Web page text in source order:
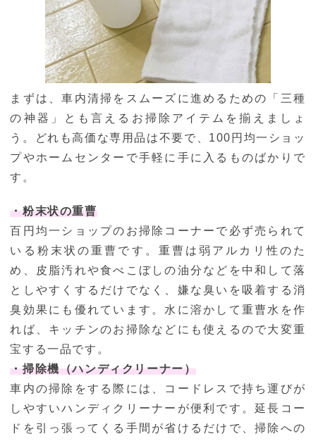
まずは、車内清掃をスムーズに進めるための「三種
の神器」とも言えるお掃除アイテムを揃えましょ
う。どれも高価な専用品は不要で、100円均一ショッ
プやホームセンターで手軽に手に入るものばかりで
す。
・粉末状の重曹
百円均一ショップのお掃除コーナーで必ず売られて
いる粉末状の重曹です。重曹は弱アルカリ性のた
め、皮脂汚れや食べこぼしの油分などを中和して落
としやすくするだけでなく、嫌な臭いを吸着する消
臭効果にも優れています。水に溶かして重曹水を作
れば、キッチンのお掃除などにも使えるので大変重
宝する一品です。
・掃除機（ハンディクリーナー）
車内の掃除をする際には、コードレスで持ち運びが
しやすいハンディクリーナーが便利です。延長コー
ドを引っ張ってくる手間が省けるだけで、掃除への